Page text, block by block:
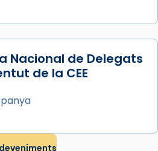
Nacional de Delegats
de la CEE